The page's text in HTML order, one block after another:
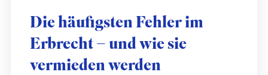
Die häufigsten Fehler im
Erbrecht – und wie sie
vermieden werden